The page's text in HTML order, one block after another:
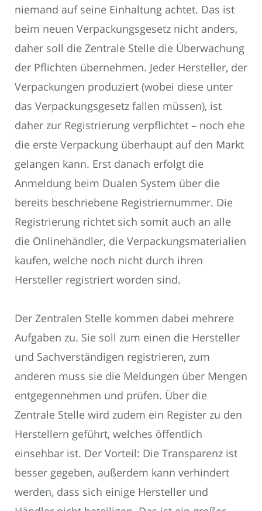
niemand auf seine Einhaltung achtet. Das ist
beim neuen Verpackungsgesetz nicht anders,
daher soll die Zentrale Stelle die Überwachung
der Pflichten übernehmen. Jeder Hersteller, der
Verpackungen produziert (wobei diese unter
das Verpackungsgesetz fallen müssen), ist
daher zur Registrierung verpflichtet – noch ehe
die erste Verpackung überhaupt auf den Markt
gelangen kann. Erst danach erfolgt die
Anmeldung beim Dualen System über die
bereits beschriebene Registriernummer. Die
Registrierung richtet sich somit auch an alle
die Onlinehändler, die Verpackungsmaterialien
kaufen, welche noch nicht durch ihren
Hersteller registriert worden sind.
Der Zentralen Stelle kommen dabei mehrere
Aufgaben zu. Sie soll zum einen die Hersteller
und Sachverständigen registrieren, zum
anderen muss sie die Meldungen über Mengen
entgegennehmen und prüfen. Über die
Zentrale Stelle wird zudem ein Register zu den
Herstellern geführt, welches öffentlich
einsehbar ist. Der Vorteil: Die Transparenz ist
besser gegeben, außerdem kann verhindert
werden, dass sich einige Hersteller und